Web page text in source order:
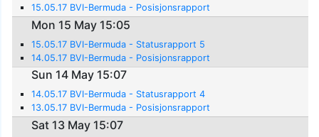
15.05.17 BVI-Bermuda - Posisjonsrapport
Mon 15 May 15:05
15.05.17 BVI-Bermuda - Statusrapport 5
14.05.17 BVI-Bermuda - Posisjonsrapport
Sun 14 May 15:07
14.05.17 BVI-Bermuda - Statusrapport 4
13.05.17 BVI-Bermuda - Posisjonsrapport
Sat 13 May 15:07